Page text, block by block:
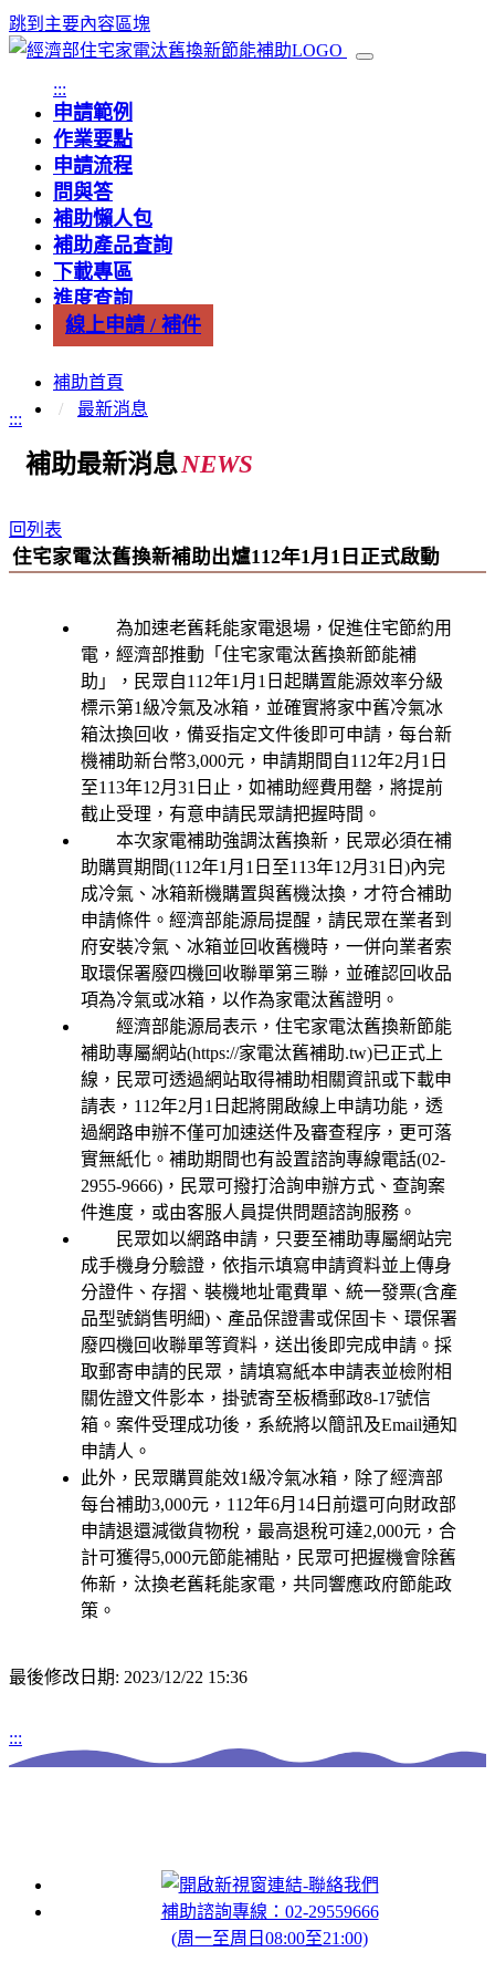
跳到主要內容區塊
:::
申請範例
作業要點
申請流程
問與答
補助懶人包
補助產品查詢
下載專區
進度查詢
線上申請 / 補件
補助首頁
最新消息
:::
補助最新消息NEWS
回列表
住宅家電汰舊換新補助出爐112年1月1日正式啟動
為加速老舊耗能家電退場，促進住宅節約用
電，經濟部推動「住宅家電汰舊換新節能補
助」，民眾自112年1月1日起購置能源效率分級
標示第1級冷氣及冰箱，並確實將家中舊冷氣冰
箱汰換回收，備妥指定文件後即可申請，每台新
機補助新台幣3,000元，申請期間自112年2月1日
至113年12月31日止，如補助經費用罄，將提前
截止受理，有意申請民眾請把握時間。
本次家電補助強調汰舊換新，民眾必須在補
助購買期間(112年1月1日至113年12月31日)內完
成冷氣、冰箱新機購置與舊機汰換，才符合補助
申請條件。經濟部能源局提醒，請民眾在業者到
府安裝冷氣、冰箱並回收舊機時，一併向業者索
取環保署廢四機回收聯單第三聯，並確認回收品
項為冷氣或冰箱，以作為家電汰舊證明。
經濟部能源局表示，住宅家電汰舊換新節能
補助專屬網站(https://家電汰舊補助.tw)已正式上
線，民眾可透過網站取得補助相關資訊或下載申
請表，112年2月1日起將開啟線上申請功能，透
過網路申辦不僅可加速送件及審查程序，更可落
實無紙化。補助期間也有設置諮詢專線電話(02-
2955-9666)，民眾可撥打洽詢申辦方式、查詢案
件進度，或由客服人員提供問題諮詢服務。
民眾如以網路申請，只要至補助專屬網站完
成手機身分驗證，依指示填寫申請資料並上傳身
分證件、存摺、裝機地址電費單、統一發票(含產
品型號銷售明細)、產品保證書或保固卡、環保署
廢四機回收聯單等資料，送出後即完成申請。採
取郵寄申請的民眾，請填寫紙本申請表並檢附相
關佐證文件影本，掛號寄至板橋郵政8-17號信
箱。案件受理成功後，系統將以簡訊及Email通知
申請人。
此外，民眾購買能效1級冷氣冰箱，除了經濟部
每台補助3,000元，112年6月14日前還可向財政部
申請退還減徵貨物稅，最高退稅可達2,000元，合
計可獲得5,000元節能補貼，民眾可把握機會除舊
佈新，汰換老舊耗能家電，共同響應政府節能政
策。
最後修改日期: 2023/12/22 15:36
:::
補助諮詢專線：02-29559666
(周一至周日08:00至21:00)